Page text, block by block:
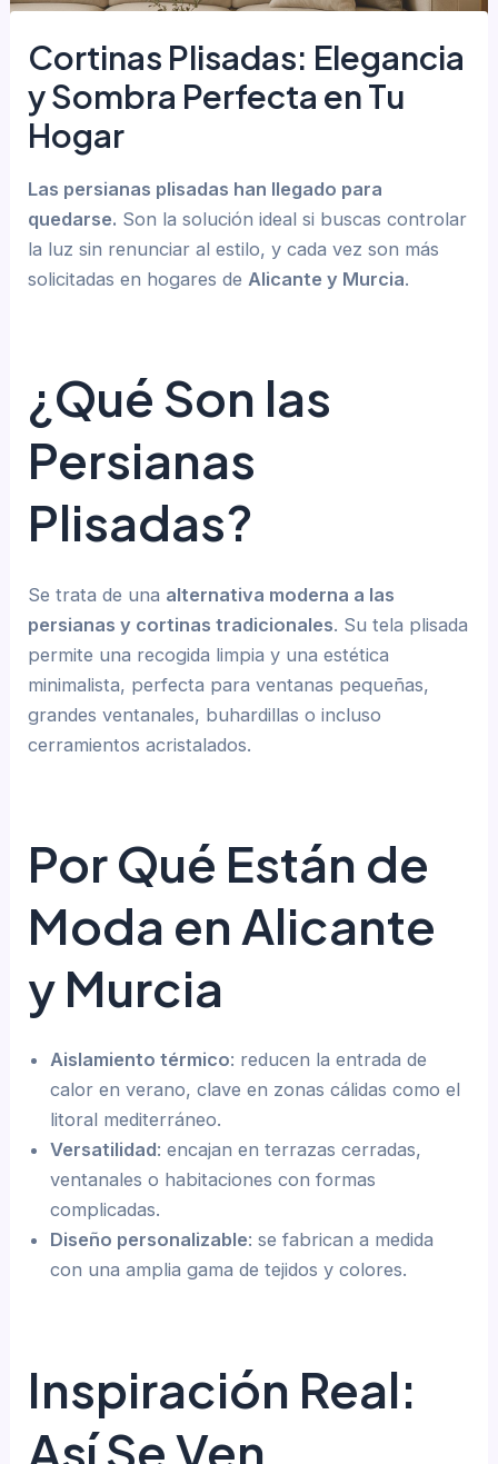
Cortinas Plisadas: Elegancia
y Sombra Perfecta en Tu
Hogar
Las persianas plisadas han llegado para
quedarse. Son la solución ideal si buscas controlar
la luz sin renunciar al estilo, y cada vez son más
solicitadas en hogares de Alicante y Murcia.
¿Qué Son las
Persianas
Plisadas?
Se trata de una alternativa moderna a las
persianas y cortinas tradicionales. Su tela plisada
permite una recogida limpia y una estética
minimalista, perfecta para ventanas pequeñas,
grandes ventanales, buhardillas o incluso
cerramientos acristalados.
Por Qué Están de
Moda en Alicante
y Murcia
Aislamiento térmico: reducen la entrada de
calor en verano, clave en zonas cálidas como el
litoral mediterráneo.
Versatilidad: encajan en terrazas cerradas,
ventanales o habitaciones con formas
complicadas.
Diseño personalizable: se fabrican a medida
con una amplia gama de tejidos y colores.
Inspiración Real:
Así Se Ven